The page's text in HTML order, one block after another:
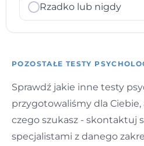
Rzadko lub nigdy
POZOSTAŁE TESTY
Sprawdź jakie inne testy
przygotowaliśmy dla
czego szukasz - skontaktuj
specjalistami z danego